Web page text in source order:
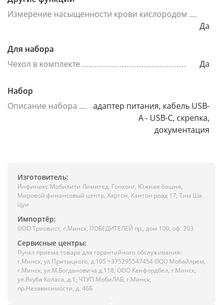
Измерение насыщенности крови кислородом
Да
Для набора
Чехол в комплекте
Да
Набор
Описание набора
адаптер питания, кабель USB-
A - USB-C, скрепка,
документация
Изготовитель:
Инфиникс Мобилити Лимитед. Гонконг, Южная башня,
Мировой финансовый центр, Хартон, Кантон роад 17, Тим Ша
Цуи
Импортёр:
ООО Триовист, г.Минск, ПОБЕДИТЕЛЕЙ пр., дом 100, оф. 203
Сервисные центры:
Пункт приема товара для гарантийного обслуживания:
г.Минск, ул.Притыцкого, д.105 +375295547454 ООО Мобайлрем,
г.Минск, ул.М.Богдановича д.118; ООО Кенфордбел, г.Минск,
ул.Якуба Коласа, д.1; ЧТУП МобиЛАБ, г.Минск,
пр.Независимости, д. 46Б